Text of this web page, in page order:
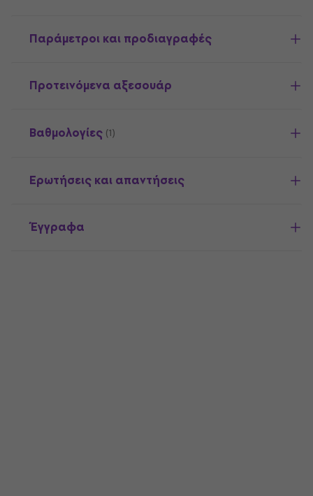
Παράμετροι και προδιαγραφές
Προτεινόμενα αξεσουάρ
Βαθμολογίες (1)
Ερωτήσεις και απαντήσεις
Έγγραφα